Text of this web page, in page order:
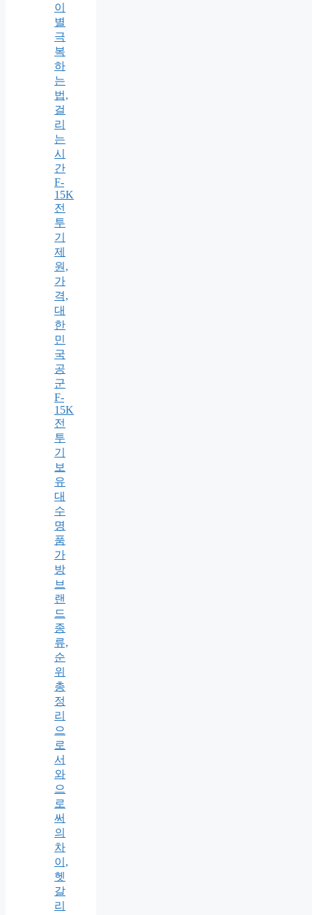
이
별
극
복
하
는
법,
걸
리
는
시
간
F-
15K
전
투
기
제
원,
가
격,
대
한
민
국
공
군
F-
15K
전
투
기
보
유
대
수
명
품
가
방
브
랜
드
종
류,
순
위
총
정
리
으
로
서
와
으
로
써
의
차
이,
헷
갈
리